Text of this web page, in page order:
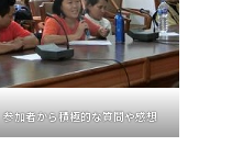
参加者から積極的な質問や感想